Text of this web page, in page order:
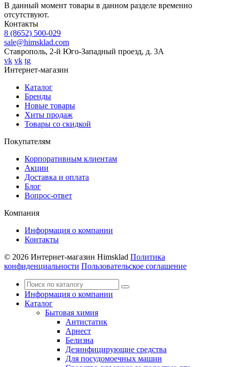
В данный момент товары в данном разделе временно
отсутствуют.
Контакты
8 (8652) 500-029
sale@himsklad.com
Ставрополь, 2-й Юго-Западный проезд, д. 3А
vk vk tg
Интернет-магазин
Каталог
Бренды
Новые товары
Хиты продаж
Товары со скидкой
Покупателям
Корпоративным клиентам
Акции
Доставка и оплата
Блог
Вопрос-ответ
Компания
Информация о компании
Контакты
© 2026 Интернет-магазин Himsklad Политика
конфиденциальности Пользовательское соглашение
Информация о компании
Каталог
Бытовая химия
Антистатик
Арнест
Белизна
Дезинфицирующие средства
Для посудомоечных машин